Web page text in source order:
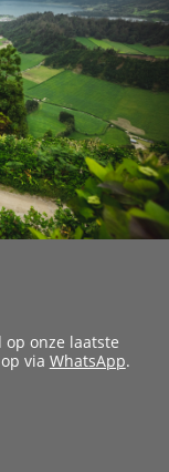
onze laatste
via WhatsApp.